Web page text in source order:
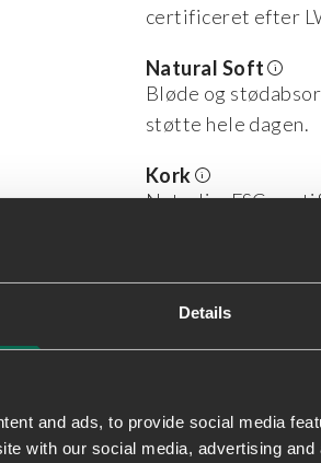
Details
and ads, to provide social media
with our social media, advertising
certificeret efter
Natural Soft
Bløde og
støtte hele dagen.
Kork
Naturlig, FSC-
Recycled
Fremstillet med
10%
Levering & returnering